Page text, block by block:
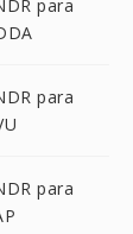
para
para
para